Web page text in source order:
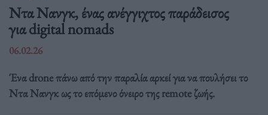
Ντα Νανγκ, ένας ανέγγιχτος παράδεισος
για digital nomads
06.02.26
Ένα drone πάνω από την παραλία αρκεί για να πουλήσει το
Ντα Νανγκ ως το επόμενο όνειρο της remote ζωής.